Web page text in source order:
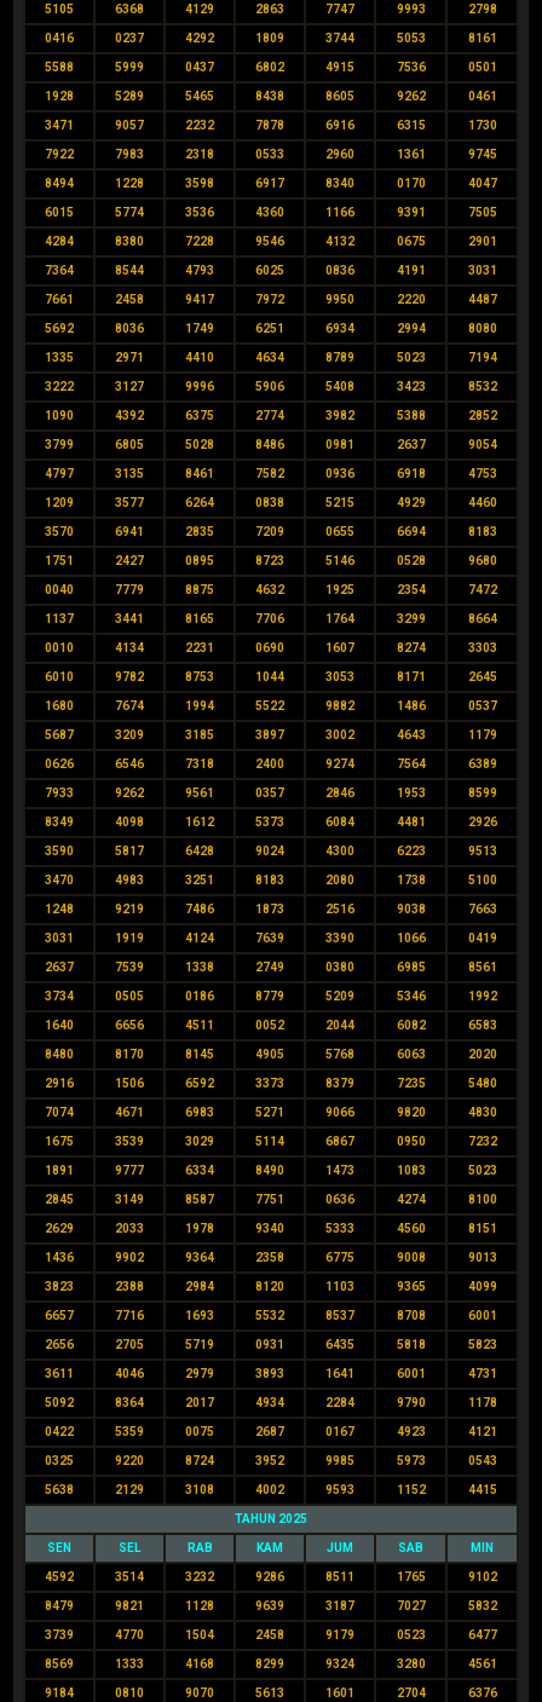
5105 6368 4129 2863 7747 9993 2798
0416 0237 4292 1809 3744 5053 8161
5588 5999 0437 6802 4915 7536 0501
1928 5289 5465 8438 8605 9262 0461
3471 9057 2232 7878 6916 6315 1730
7922 7983 2318 0533 2960 1361 9745
8494 1228 3598 6917 8340 0170 4047
6015 5774 3536 4360 1166 9391 7505
4284 8380 7228 9546 4132 0675 2901
7364 8544 4793 6025 0836 4191 3031
7661 2458 9417 7972 9950 2220 4487
5692 8036 1749 6251 6934 2994 8080
1335 2971 4410 4634 8789 5023 7194
3222 3127 9996 5906 5408 3423 8532
1090 4392 6375 2774 3982 5388 2852
3799 6805 5028 8486 0981 2637 9054
4797 3135 8461 7582 0936 6918 4753
1209 3577 6264 0838 5215 4929 4460
3570 6941 2835 7209 0655 6694 8183
1751 2427 0895 8723 5146 0528 9680
0040 7779 8875 4632 1925 2354 7472
1137 3441 8165 7706 1764 3299 8664
0010 4134 2231 0690 1607 8274 3303
6010 9782 8753 1044 3053 8171 2645
1680 7674 1994 5522 9882 1486 0537
5687 3209 3185 3897 3002 4643 1179
0626 6546 7318 2400 9274 7564 6389
7933 9262 9561 0357 2846 1953 8599
8349 4098 1612 5373 6084 4481 2926
3590 5817 6428 9024 4300 6223 9513
3470 4983 3251 8183 2080 1738 5100
1248 9219 7486 1873 2516 9038 7663
3031 1919 4124 7639 3390 1066 0419
2637 7539 1338 2749 0380 6985 8561
3734 0505 0186 8779 5209 5346 1992
1640 6656 4511 0052 2044 6082 6583
8480 8170 8145 4905 5768 6063 2020
2916 1506 6592 3373 8379 7235 5480
7074 4671 6983 5271 9066 9820 4830
1675 3539 3029 5114 6867 0950 7232
1891 9777 6334 8490 1473 1083 5023
2845 3149 8587 7751 0636 4274 8100
2629 2033 1978 9340 5333 4560 8151
1436 9902 9364 2358 6775 9008 9013
3823 2388 2984 8120 1103 9365 4099
6657 7716 1693 5532 8537 8708 6001
2656 2705 5719 0931 6435 5818 5823
3611 4046 2979 3893 1641 6001 4731
5092 8364 2017 4934 2284 9790 1178
0422 5359 0075 2687 0167 4923 4121
0325 9220 8724 3952 9985 5973 0543
5638 2129 3108 4002 9593 1152 4415
TAHUN 2025
SEN SEL RAB KAM JUM SAB MIN
4592 3514 3232 9286 8511 1765 9102
8479 9821 1128 9639 3187 7027 5832
3739 4770 1504 2458 9179 0523 6477
8569 1333 4168 8299 9324 3280 4561
9184 0810 9070 5613 1601 2704 6376